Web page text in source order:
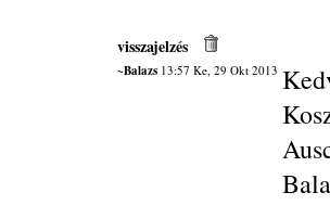
visszajelzés
~Balazs13:57 Ke, 29 Okt 2013